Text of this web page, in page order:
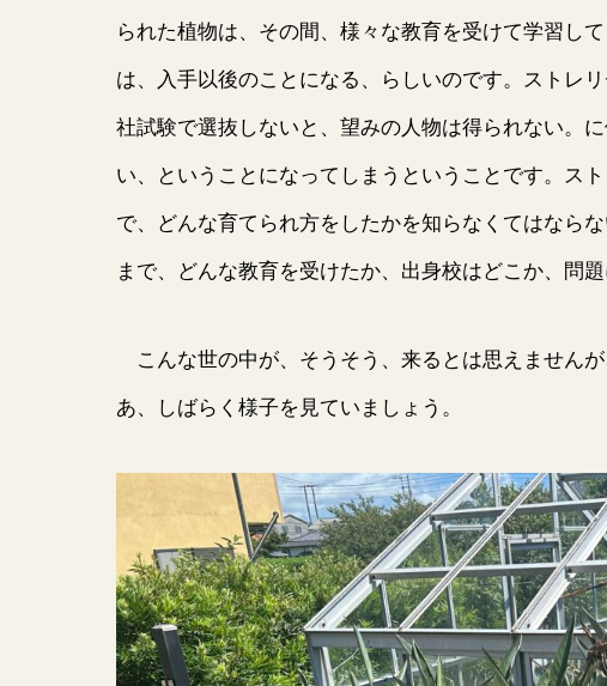
られた植物は、その間、様々な教育を受けて学習し
は、入手以後のことになる、らしいのです。ストレ
社試験で選抜しないと、望みの人物は得られない。
い、ということになってしまうということです。ス
で、どんな育てられ方をしたかを知らなくてはなら
まで、どんな教育を受けたか、出身校はどこか、問
こんな世の中が、そうそう、来るとは思えません
あ、しばらく様子を見ていましょう。